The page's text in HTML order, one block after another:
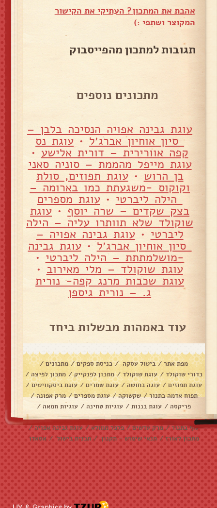
אהבת את המתכון? העתיקי את הקישור
המקוצר ושתפי :)
תגובות למתכון מהפייסבוק
מתכונים נוספים
עוגת גבינה אפויה הנסיכה בלבן –
סיון אוחיון אברג׳ל • עוגת נס
קפה אוורירית – דורית אלישע •
עוגת מייפל מהממת – סוניה סאני
בן הרוש •עוגת תפוזים, סולת
וקוקוס -משגעתת כמו בארומה –
הילה ליברטי •עוגת מספרים
בצק שקדים – שרה יוסף • עוגת
שוקולד שלא תוותרו עליה – הילה
ליברטי •עוגת גבינה אפויה –
סיון אוחיון אברג׳ל•עוגת גבינה
-מושלמתתת – הילה ליברטי •
עוגת שוקולד – מלי מאירוב •
עוגת שכבות מרנג קפה- נורית
ג. – נורית גיספן
עוד באמהות מבשלות ביחד
מפת אתר/ ביטול עסקה/ כניסת ספקים/ מתכונים /
כדורי שוקולד / עוגת שוקולד / מתכון לפנקייק / מתכון לפיצה/
עוגת תפוזים / עוגה בחושה / עוגת שמרים / עוגת ביסקוויטים/
תפוח אדמה בתנור/ שקשוקה/ עוגת מספרים/ מרק אפונה/
פריקסה / עוגת בננות / עוגיות טחינה / עוגיות חמאה /
עוגיות שוקולד צ׳יפס/ אלפחורס/ בראוניז/ דג מרוקאי/
עוף בתנור/ מרק עדשים/ פלפל ממולא/ עוגת גבינה אפויה/
מתכון לאורז / תנאי שימוש - תקנון / תכנית בישול / אסאדו